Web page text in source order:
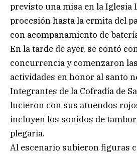
previsto una misa en la Iglesia
procesión hasta la ermita del
con acompañamiento de
En la tarde de ayer, se contó
concurrencia y comenzaron
actividades en honor al santo
Integrantes de la Cofradía de
lucieron con sus atuendos
incluyen los sonidos de
plegaria.
Al escenario subieron figuras